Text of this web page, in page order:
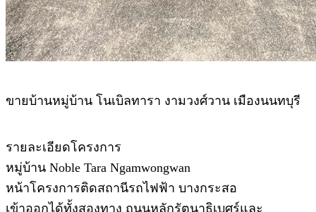
ขายบ้านหมู่บ้าน โนเบิลทารา งามวงศ์วาน เมืองนนทบุรี
รายละเอียดโครงการ
หมู่บ้าน Noble Tara Ngamwongwan
หน้าโครงการติดสถานีรถไฟฟ้า บางกระสอ
เข้าออกได้ทั้งสองทาง ถนนหลักรัตนาธิเบศร์และ